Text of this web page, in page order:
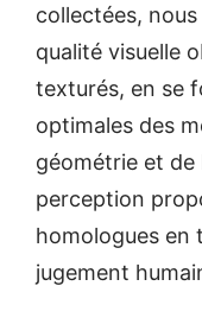
collectées,
qualité visuelle
texturés, en se
optimales des
géométrie et de
perception
homologues en
jugement